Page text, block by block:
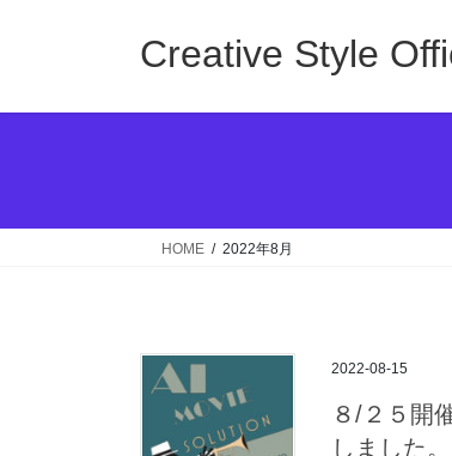
Creative Style
HOME 2022年8月
2022-08-15
８/２５開
しました。